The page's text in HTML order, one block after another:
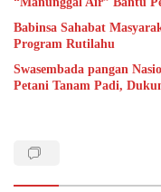
Babinsa Sahabat
Program Rutilahu
Swasembada pangan
Petani Tanam Padi,